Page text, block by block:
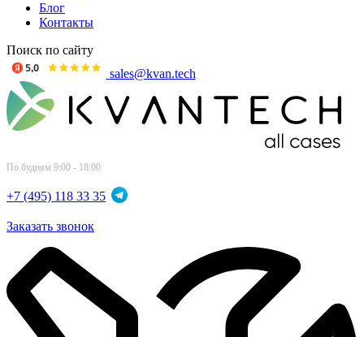
Блог
Контакты
Поиск по сайту
sales@kvan.tech
По будням 9:00 - 18:00
+7 (495) 118 33 35
Заказать звонок